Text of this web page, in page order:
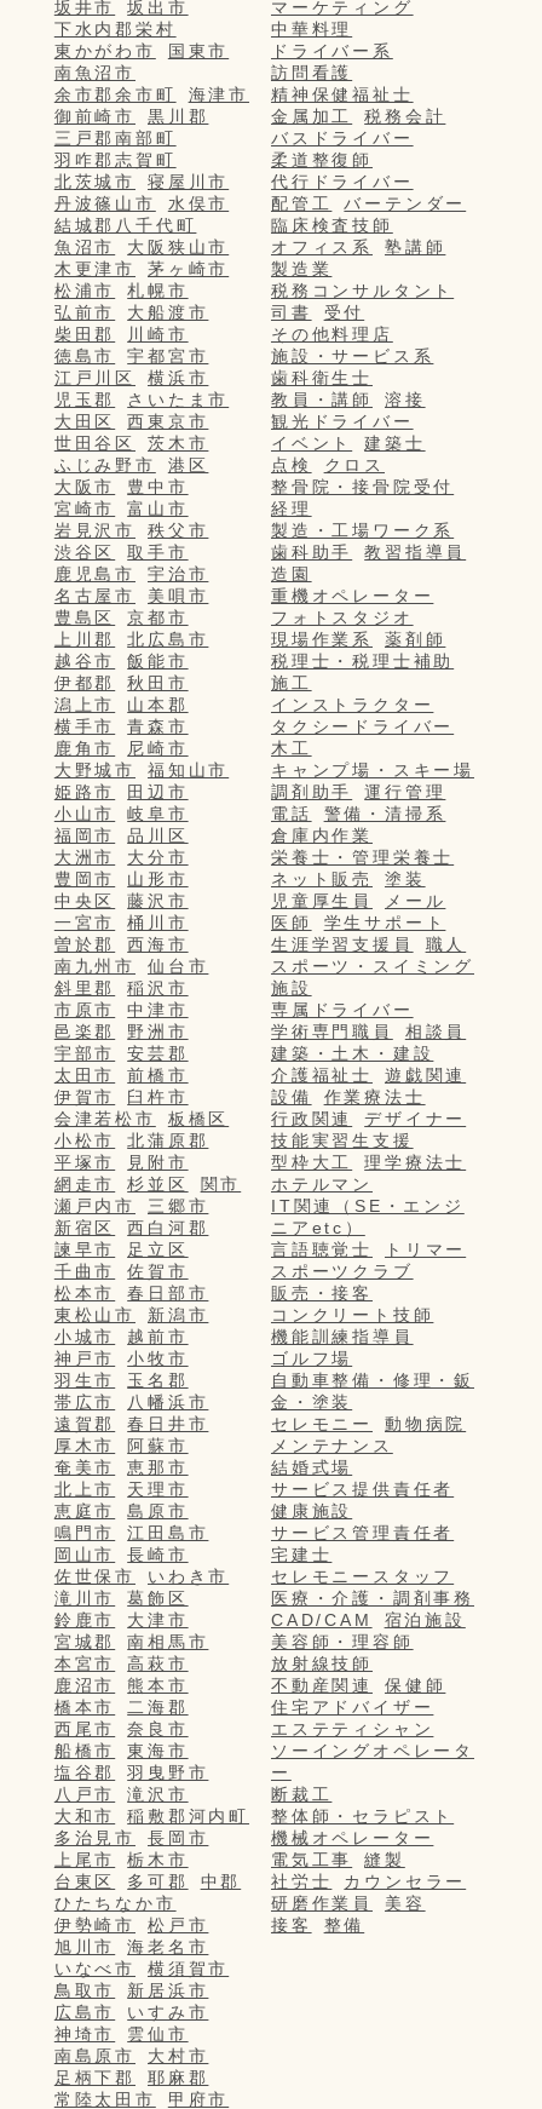
坂井市
坂出市
下水内郡栄村
東かがわ市
国東市
南魚沼市
余市郡余市町
海津市
御前崎市
黒川郡
三戸郡南部町
羽咋郡志賀町
北茨城市
寝屋川市
丹波篠山市
水俣市
結城郡八千代町
魚沼市
大阪狭山市
木更津市
茅ヶ崎市
松浦市
札幌市
弘前市
大船渡市
柴田郡
川崎市
徳島市
宇都宮市
江戸川区
横浜市
児玉郡
さいたま市
大田区
西東京市
世田谷区
茨木市
ふじみ野市
港区
大阪市
豊中市
宮崎市
富山市
岩見沢市
秩父市
渋谷区
取手市
鹿児島市
宇治市
名古屋市
美唄市
豊島区
京都市
上川郡
北広島市
越谷市
飯能市
伊都郡
秋田市
潟上市
山本郡
横手市
青森市
鹿角市
尼崎市
大野城市
福知山市
姫路市
田辺市
小山市
岐阜市
福岡市
品川区
大洲市
大分市
豊岡市
山形市
中央区
藤沢市
一宮市
桶川市
曽於郡
西海市
南九州市
仙台市
斜里郡
稲沢市
市原市
中津市
邑楽郡
野洲市
宇部市
安芸郡
太田市
前橋市
伊賀市
臼杵市
会津若松市
板橋区
小松市
北蒲原郡
平塚市
見附市
網走市
杉並区
関市
瀬戸内市
三郷市
新宿区
西白河郡
諫早市
足立区
千曲市
佐賀市
松本市
春日部市
東松山市
新潟市
小城市
越前市
神戸市
小牧市
羽生市
玉名郡
帯広市
八幡浜市
遠賀郡
春日井市
厚木市
阿蘇市
奄美市
恵那市
北上市
天理市
恵庭市
島原市
鳴門市
江田島市
岡山市
長崎市
佐世保市
いわき市
滝川市
葛飾区
鈴鹿市
大津市
宮城郡
南相馬市
本宮市
高萩市
鹿沼市
熊本市
橋本市
二海郡
西尾市
奈良市
船橋市
東海市
塩谷郡
羽曳野市
八戸市
滝沢市
大和市
稲敷郡河内町
多治見市
長岡市
上尾市
栃木市
台東区
多可郡
中郡
ひたちなか市
伊勢崎市
松戸市
旭川市
海老名市
いなべ市
横須賀市
鳥取市
新居浜市
広島市
いすみ市
神埼市
雲仙市
南島原市
大村市
足柄下郡
耶麻郡
常陸太田市
甲府市
マーケティング
中華料理
ドライバー系
訪問看護
精神保健福祉士
金属加工
税務会計
バスドライバー
柔道整復師
代行ドライバー
配管工
バーテンダー
臨床検査技師
オフィス系
塾講師
製造業
税務コンサルタント
司書
受付
その他料理店
施設・サービス系
歯科衛生士
教員・講師
溶接
観光ドライバー
イベント
建築士
点検
クロス
整骨院・接骨院受付
経理
製造・工場ワーク系
歯科助手
教習指導員
造園
重機オペレーター
フォトスタジオ
現場作業系
薬剤師
税理士・税理士補助
施工
インストラクター
タクシードライバー
木工
キャンプ場・スキー場
調剤助手
運行管理
電話
警備・清掃系
倉庫内作業
栄養士・管理栄養士
ネット販売
塗装
児童厚生員
メール
医師
学生サポート
生涯学習支援員
職人
スポーツ・スイミング
施設
専属ドライバー
学術専門職員
相談員
建築・土木・建設
介護福祉士
遊戯関連
設備
作業療法士
行政関連
デザイナー
技能実習生支援
型枠大工
理学療法士
ホテルマン
IT関連（SE・エンジ
ニアetc）
言語聴覚士
トリマー
スポーツクラブ
販売・接客
コンクリート技師
機能訓練指導員
ゴルフ場
自動車整備・修理・鈑
金・塗装
セレモニー
動物病院
メンテナンス
結婚式場
サービス提供責任者
健康施設
サービス管理責任者
宅建士
セレモニースタッフ
医療・介護・調剤事務
CAD/CAM
宿泊施設
美容師・理容師
放射線技師
不動産関連
保健師
住宅アドバイザー
エステティシャン
ソーイングオペレータ
ー
断裁工
整体師・セラピスト
機械オペレーター
電気工事
縫製
社労士
カウンセラー
研磨作業員
美容
接客
整備